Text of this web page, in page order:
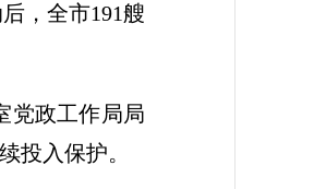
，全市191艘
党政工作局局
投入保护。